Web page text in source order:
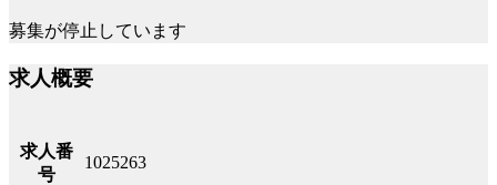
募集が停止しています
求人概要
求人番
号
1025263